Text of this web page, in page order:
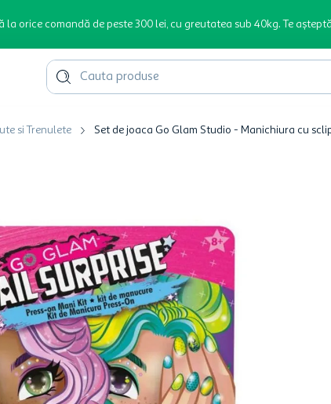
orice comandă de peste 300 lei, cu greutatea sub 40kg. Te
Cauta produse
si Trenulete Set de joaca Go Glam Studio - Manichiura cu